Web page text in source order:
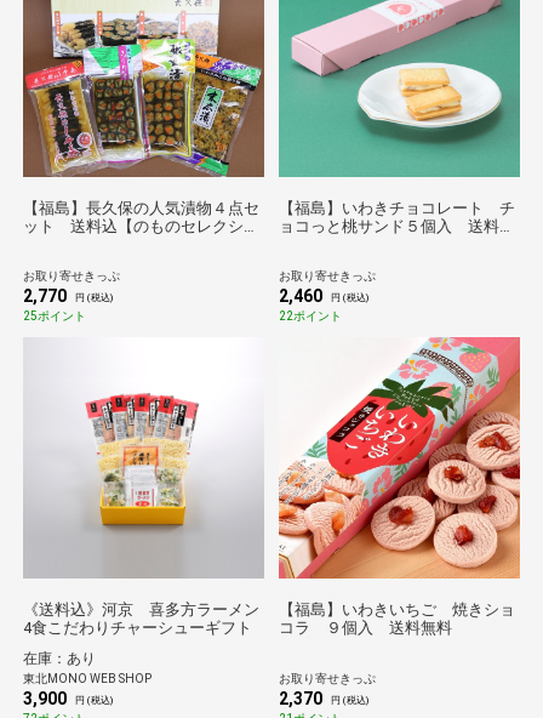
【福島】長久保の人気漬物４点セ
ット 送料込【のものセレクショ
お取り寄せきっぷ
2,770 円 (税込)
25ポイント
【福島】いわきチョコレート チ
ョコっと桃サンド５個入 送料無
お取り寄せきっぷ
2,460 円 (税込)
22ポイント
《送料込》河京 喜多方ラーメン
4食こだわりチャーシューギフト
在庫：あり
東北MONO WEB SHOP
3,900 円 (税込)
【福島】いわきいちご 焼きショ
コラ ９個入 送料無料
お取り寄せきっぷ
2,370 円 (税込)